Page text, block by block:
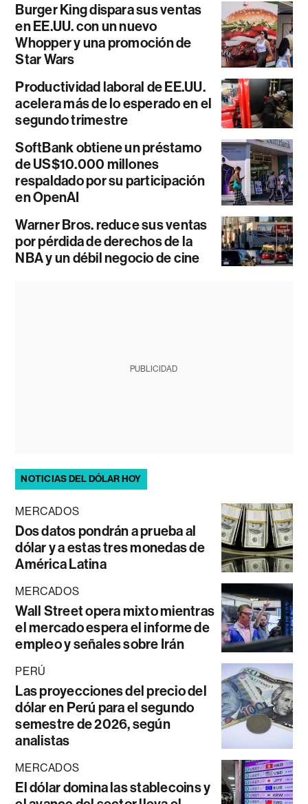
Burger King dispara sus ventas
en EE.UU. con un nuevo
Whopper y una promoción de
Star Wars
Productividad laboral de EE.UU.
acelera más de lo esperado en el
segundo trimestre
SoftBank obtiene un préstamo
de US$10.000 millones
respaldado por su participación
en OpenAI
Warner Bros. reduce sus ventas
por pérdida de derechos de la
NBA y un débil negocio de cine
PUBLICIDAD
NOTICIAS DEL DÓLAR HOY
MERCADOS
Dos datos pondrán a prueba al
dólar y a estas tres monedas de
América Latina
MERCADOS
Wall Street opera mixto mientras
el mercado espera el informe de
empleo y señales sobre Irán
PERÚ
Las proyecciones del precio del
dólar en Perú para el segundo
semestre de 2026, según
analistas
MERCADOS
El dólar domina las stablecoins y